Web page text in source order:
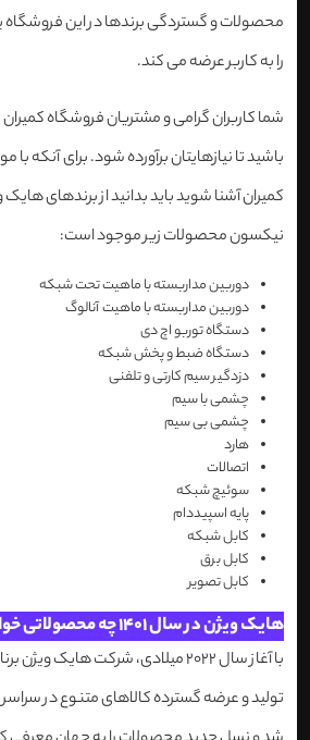
محصولات و گستردگی برندها در این
را به کاربر عرضه می کند.
شما کاربران گرامی و مشتریان فروشگاه کمیران
باشید تا نیازهایتان برآورده شود. برای آنکه
کمیران آشنا شوید باید بدانید از برندهای
نیکسون محصولات زیر موجود است:
دوربین مداربسته با ماهیت تحت شبکه
دوربین مداربسته با ماهیت آنالوگ
دستگاه توربو اچ دی
دستگاه ضبط و پخش شبکه
دزدگیر سیم کارتی و تلفنی
چشمی با سیم
چشمی بی سیم
هارد
اتصالات
سوئیچ شبکه
پایه اسپیددام
کابل شبکه
کابل برق
کابل تصویر
هایک ویژن در سال 1401 چه محصولاتی خواهد داشت؟
با آغاز سال 2022 میلادی، شرکت هایک
تولید و عرضه گسترده کالاهای متنوع در